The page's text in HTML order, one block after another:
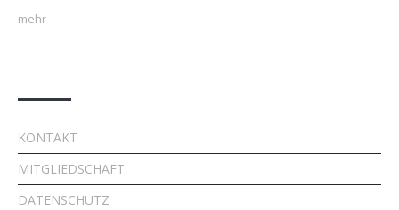
mehr
KONTAKT
MITGLIEDSCHAFT
DATENSCHUTZ